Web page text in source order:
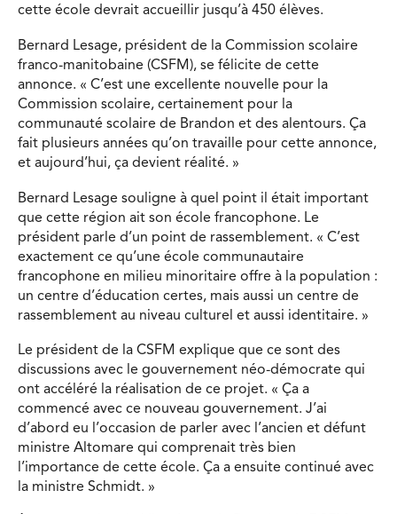
cette école devrait accueillir jusqu’à 450 élèves.
Bernard Lesage, président de la Commission scolaire
franco-manitobaine (CSFM), se félicite de cette
annonce. « C’est une excellente nouvelle pour la
Commission scolaire, certainement pour la
communauté scolaire de Brandon et des alentours. Ça
fait plusieurs années qu’on travaille pour cette annonce,
et aujourd’hui, ça devient réalité. »
Bernard Lesage souligne à quel point il était important
que cette région ait son école francophone. Le
président parle d’un point de rassemblement. « C’est
exactement ce qu’une école communautaire
francophone en milieu minoritaire offre à la population :
un centre d’éducation certes, mais aussi un centre de
rassemblement au niveau culturel et aussi identitaire. »
Le président de la CSFM explique que ce sont des
discussions avec le gouvernement néo-démocrate qui
ont accéléré la réalisation de ce projet. « Ça a
commencé avec ce nouveau gouvernement. J’ai
d’abord eu l’occasion de parler avec l’ancien et défunt
ministre Altomare qui comprenait très bien
l’importance de cette école. Ça a ensuite continué avec
la ministre Schmidt. »